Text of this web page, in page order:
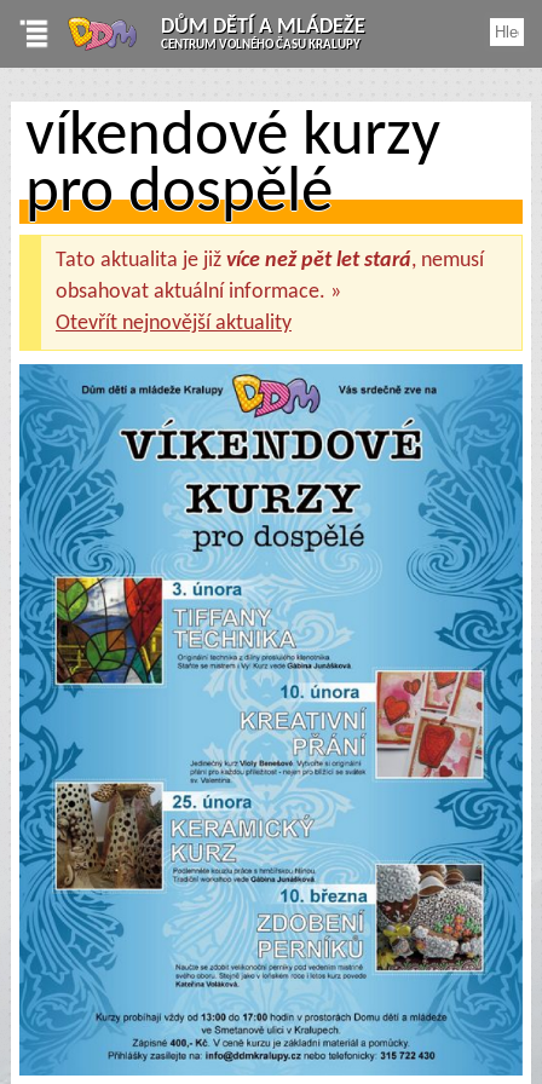
DŮM DĚTÍ A MLÁDEŽE
CENTRUM VOLNÉHO ČASU KRALUPY
víkendové kurzy
pro dospělé
Tato aktualita je již více než pět let stará, nemusí
obsahovat aktuální informace. »
Otevřít nejnovější aktuality